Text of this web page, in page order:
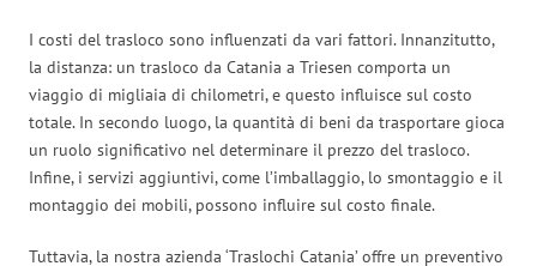
I costi del trasloco sono influenzati da vari fattori. Innanzitutto,
la distanza: un trasloco da Catania a Triesen comporta un
viaggio di migliaia di chilometri, e questo influisce sul costo
totale. In secondo luogo, la quantità di beni da trasportare gioca
un ruolo significativo nel determinare il prezzo del trasloco.
Infine, i servizi aggiuntivi, come l’imballaggio, lo smontaggio e il
montaggio dei mobili, possono influire sul costo finale.
Tuttavia, la nostra azienda ‘Traslochi Catania’ offre un preventivo